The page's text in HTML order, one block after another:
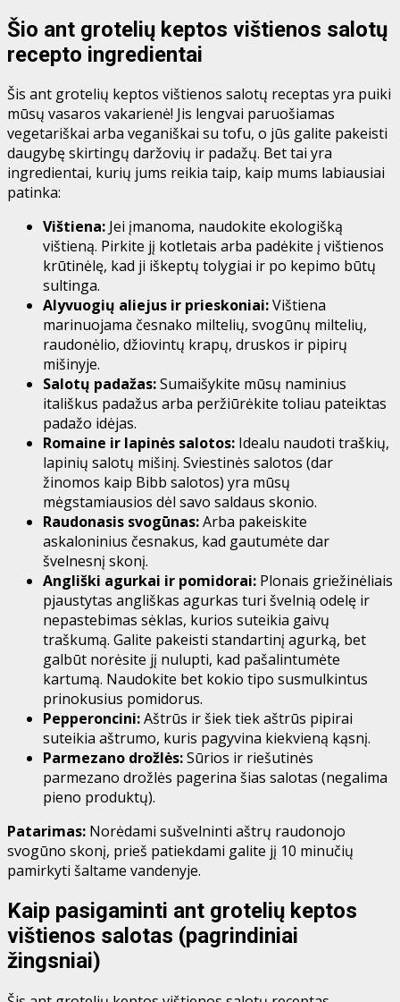
Šio ant grotelių keptos vištienos salotų
recepto ingredientai
Šis ant grotelių keptos vištienos salotų receptas yra puiki
mūsų vasaros vakarienė! Jis lengvai paruošiamas
vegetariškai arba veganiškai su tofu, o jūs galite pakeisti
daugybę skirtingų daržovių ir padažų. Bet tai yra
ingredientai, kurių jums reikia taip, kaip mums labiausiai
patinka:
Vištiena: Jei įmanoma, naudokite ekologišką
vištieną. Pirkite jį kotletais arba padėkite į vištienos
krūtinėlę, kad ji iškeptų tolygiai ir po kepimo būtų
sultinga.
Alyvuogių aliejus ir prieskoniai:Vištiena
marinuojama česnako miltelių, svogūnų miltelių,
raudonėlio, džiovintų krapų, druskos ir pipirų
mišinyje.
Salotų padažas:Sumaišykite mūsų naminius
itališkus padažus arba peržiūrėkite toliau pateiktas
padažo idėjas.
Romaine ir lapinės salotos: Idealu naudoti traškių,
lapinių salotų mišinį. Sviestinės salotos (dar
žinomos kaip Bibb salotos) yra mūsų
mėgstamiausios dėl savo saldaus skonio.
Raudonasis svogūnas:Arba pakeiskite
askaloninius česnakus, kad gautumėte dar
švelnesnį skonį.
Angliški agurkai ir pomidorai: Plonais griežinėliais
pjaustytas angliškas agurkas turi švelnią odelę ir
nepastebimas sėklas, kurios suteikia gaivų
traškumą. Galite pakeisti standartinį agurką, bet
galbūt norėsite jį nulupti, kad pašalintumėte
kartumą. Naudokite bet kokio tipo susmulkintus
prinokusius pomidorus.
Pepperoncini:Aštrūs ir šiek tiek aštrūs pipirai
suteikia aštrumo, kuris pagyvina kiekvieną kąsnį.
Parmezano drožlės:Sūrios ir riešutinės
parmezano drožlės pagerina šias salotas (negalima
pieno produktų).
Patarimas: Norėdami sušvelninti aštrų raudonojo
svogūno skonį, prieš patiekdami galite jį 10 minučių
pamirkyti šaltame vandenyje.
Kaip pasigaminti ant grotelių keptos
vištienos salotas (pagrindiniai
žingsniai)